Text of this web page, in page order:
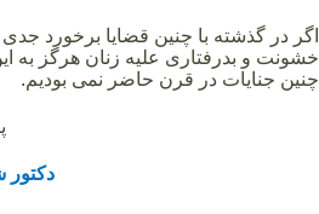
اگر در گذشته با چنین قضایا برخورد
خشونت و بدرفتاری علیه زنان هرگز به
چنین جنایات در قرن حاضر نمی بودیم.
دکتور